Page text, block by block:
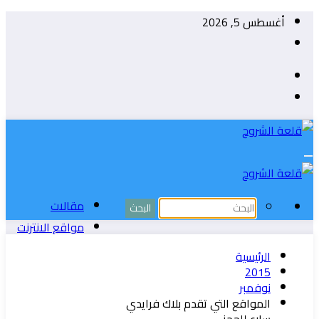
التجاوز
إلى
أغسطس 5, 2026
مقالات
مواقع الانترنت
الرئيسية
2015
نوفمبر
المواقع التي تقدم بلاك فرايدي